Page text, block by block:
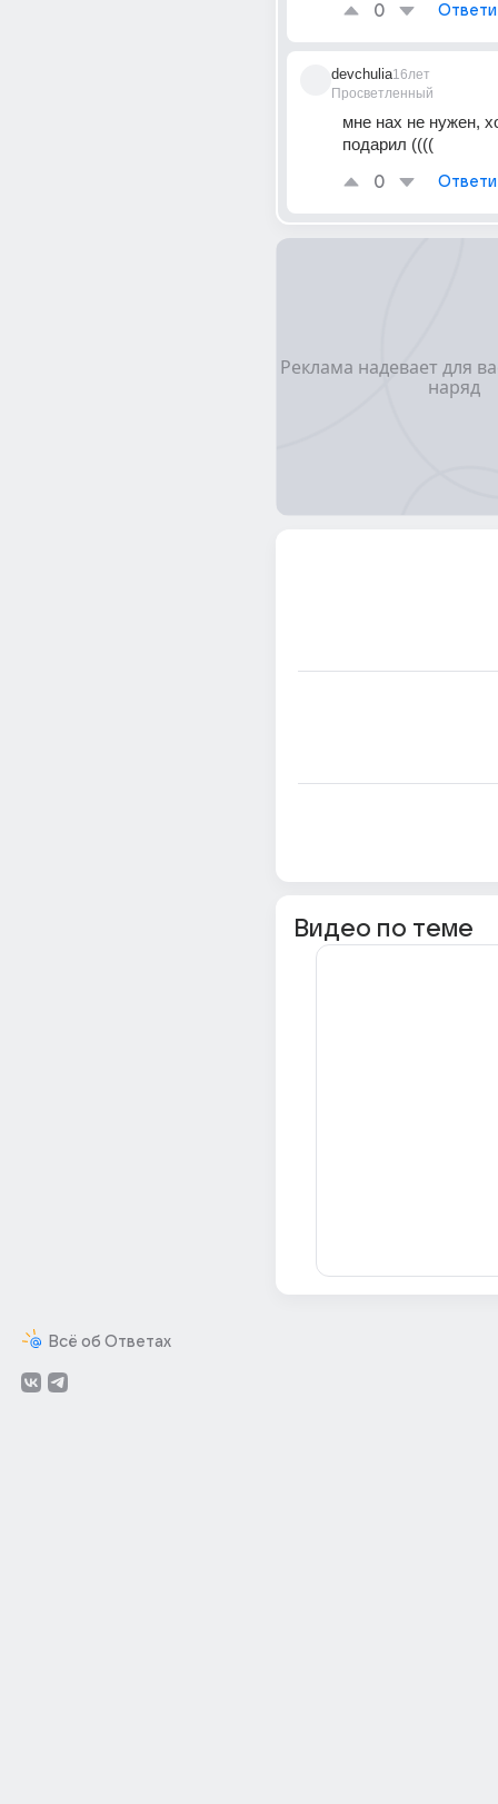
Всё об Ответах
0
devchulia
Просветленный
16лет
мне нах не нужен,
подарил ((((
0
Видео по теме